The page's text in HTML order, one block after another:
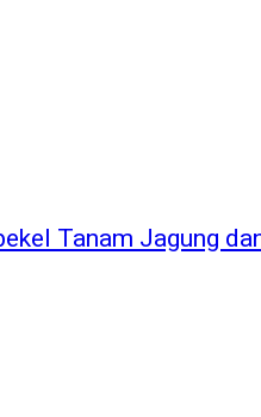
Tanam Jagung